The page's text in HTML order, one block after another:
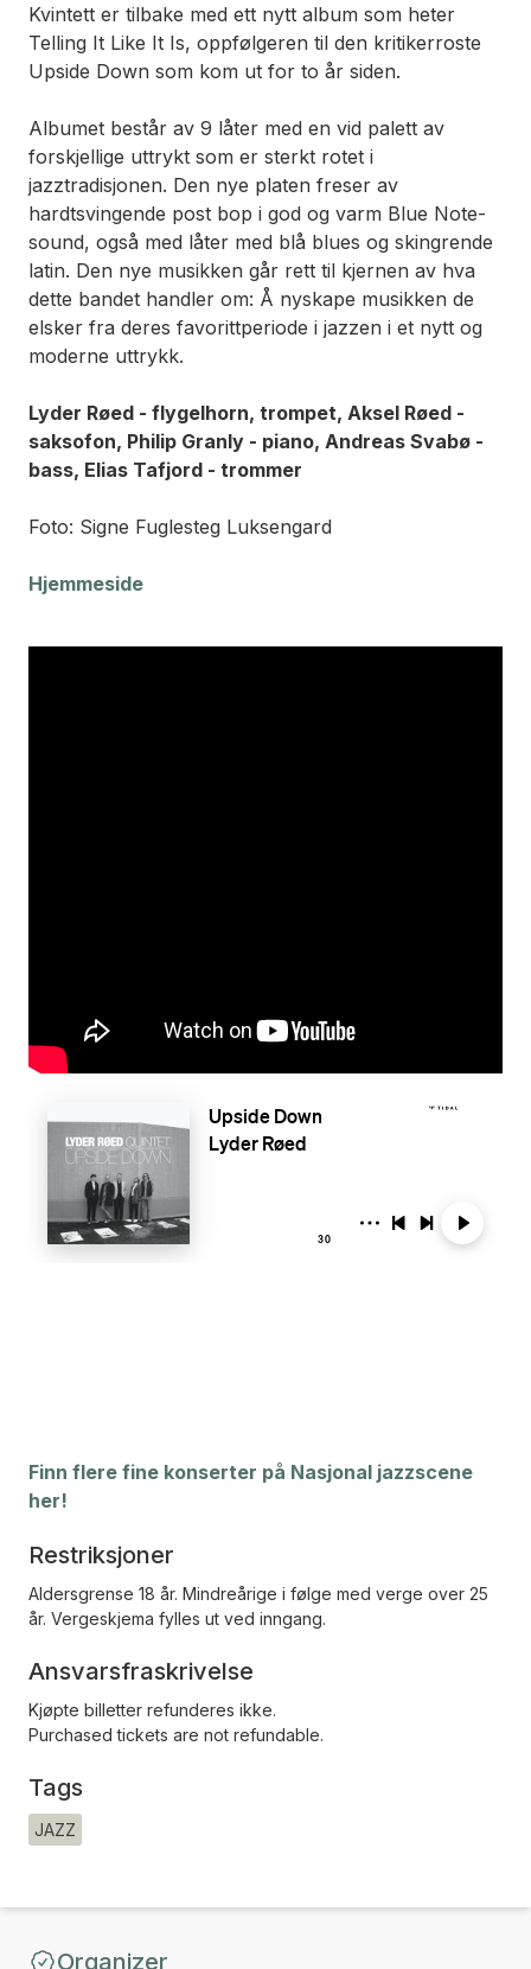
Kvintett er tilbake med ett nytt album som heter
Telling It Like It Is, oppfølgeren til den kritikerroste
Upside Down som kom ut for to år siden.
Albumet består av 9 låter med en vid palett av
forskjellige uttrykt som er sterkt rotet i
jazztradisjonen. Den nye platen freser av
hardtsvingende post bop i god og varm Blue Note-
sound, også med låter med blå blues og skingrende
latin. Den nye musikken går rett til kjernen av hva
dette bandet handler om: Å nyskape musikken de
elsker fra deres favorittperiode i jazzen i et nytt og
moderne uttrykk.
Lyder Røed - flygelhorn, trompet, Aksel Røed -
saksofon, Philip Granly - piano, Andreas Svabø -
bass, Elias Tafjord - trommer
Foto: Signe Fuglesteg Luksengard
Hjemmeside
Finn flere fine konserter på Nasjonal jazzscene
her!
Restriksjoner
Aldersgrense 18 år. Mindreårige i følge med verge over 25
år. Vergeskjema fylles ut ved inngang.
Ansvarsfraskrivelse
Kjøpte billetter refunderes ikke.
Purchased tickets are not refundable.
Tags
JAZZ
Organizer